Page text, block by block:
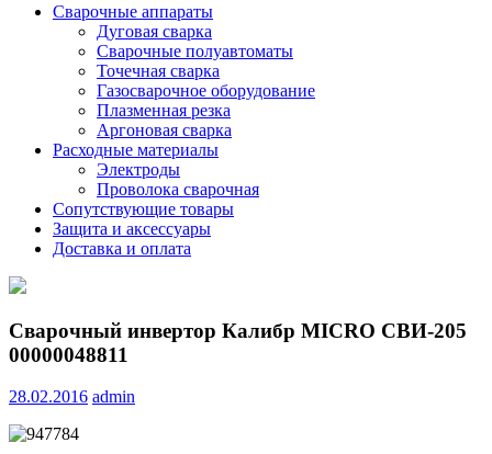
Сварочные аппараты
Дуговая сварка
Сварочные полуавтоматы
Точечная сварка
Газосварочное оборудование
Плазменная резка
Аргоновая сварка
Расходные материалы
Электроды
Проволока сварочная
Сопутствующие товары
Защита и аксессуары
Доставка и оплата
Сварочный инвертор Калибр MICRO СВИ-205
00000048811
28.02.2016 admin